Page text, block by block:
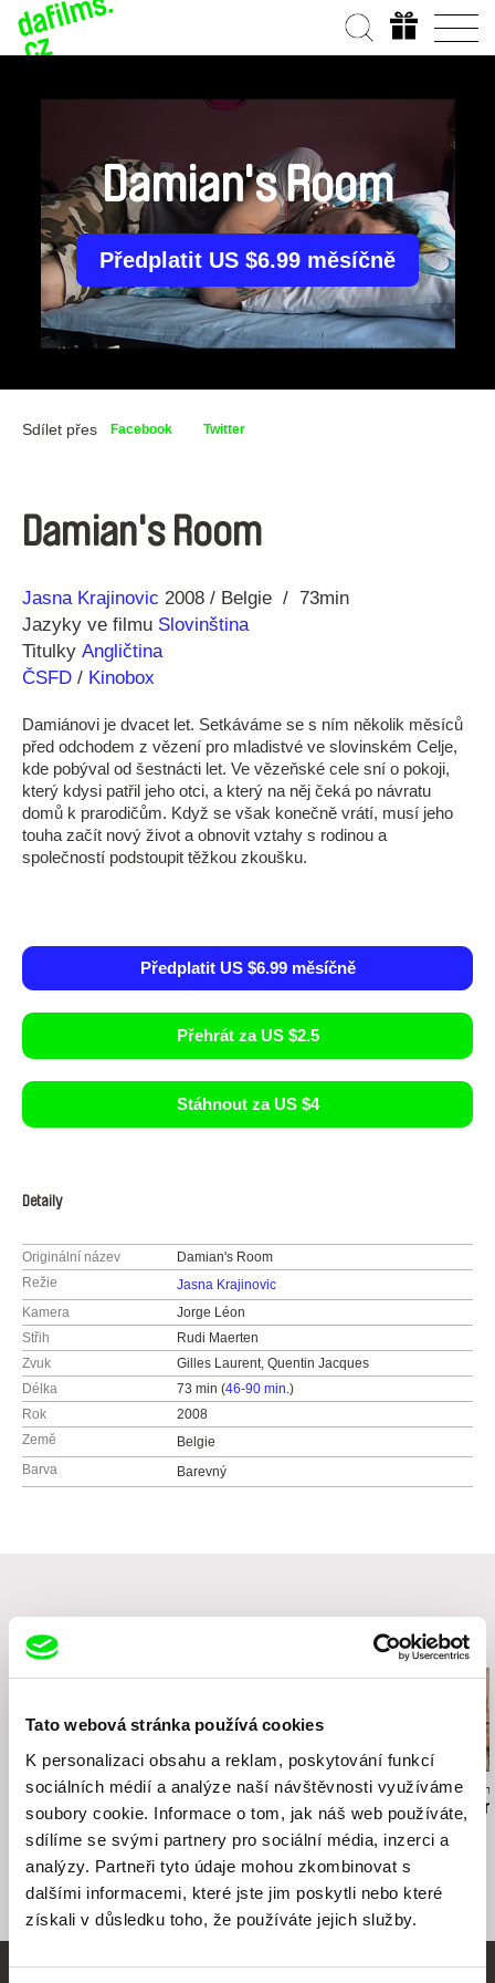
Tato webová stránka používá cookies
K personalizaci obsahu a reklam, poskytování funkcí
sociálních médií a analýze naší návštěvnosti využíváme
soubory cookie. Informace o tom, jak náš web používáte,
sdílíme se svými partnery pro sociální média, inzerci a
analýzy. Partneři tyto údaje mohou zkombinovat s
dalšími informacemi, které jste jim poskytli nebo které
získali v důsledku toho, že používáte jejich služby.
Damian's Room
Předplatit US $6.99 měsíčně
Sdílet přes Facebook Twitter
Damian's Room
Režie
Jasna Krajinovic
Rok 2008 Belgie
73min
Jazyky ve filmu Slovinština
Titulky Angličtina
ČSFD / Kinobox
Damiánovi je dvacet let. Setkáváme se s ním několik měsíců
před odchodem z vězení pro mladistvé ve slovinském Celje,
kde pobýval od šestnácti let. Ve vězeňské cele sní o pokoji,
který kdysi patřil jeho otci, a který na něj čeká po návratu
domů k prarodičům. Když se však konečně vrátí, musí jeho
touha začít nový život a obnovit vztahy s rodinou a
společností podstoupit těžkou zkoušku.
Předplatit US $6.99 měsíčně
Přehrát za US $2.5
Stáhnout za US $4
Detaily
Originální název
Damian's Room
Režie
Jasna Krajinovic
Kamera
Jorge Léon
Střih
Rudi Maerten
Zvuk
Gilles Laurent, Quentin Jacques
Délka
73 min (46-90 min.)
Rok
2008
Země
Belgie
Barva
Barevný
Související filmy (20)
Helena Třeštíková
René
Andrey Gryazev
Miner`s Day
Filip Antoni